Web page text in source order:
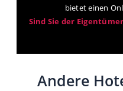
bietet einen
Sind Sie der
Andere